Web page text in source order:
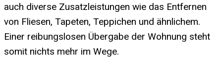
auch diverse Zusatzleistungen wie das Entfernen
von Fliesen, Tapeten, Teppichen und ähnlichem.
Einer reibungslosen Übergabe der Wohnung steht
somit nichts mehr im Wege.